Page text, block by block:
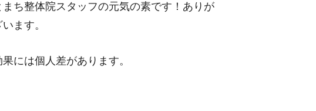
まち整体院スタッフの元気の素です！ありが
ます。
には個人差があります。